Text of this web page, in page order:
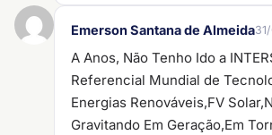
Emerson Santana de Almeida
A Anos, Não Tenho Ido a
Referencial Mundial de
Energias Renováveis,FV
Gravitando Em Geração,Em